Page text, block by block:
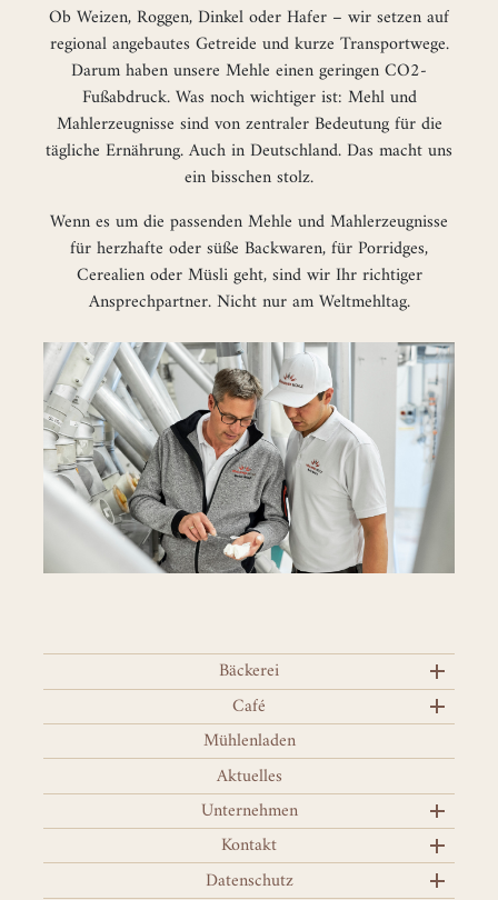
Ob Weizen, Roggen, Dinkel oder Hafer – wir setzen auf
regional angebautes Getreide und kurze Transportwege.
Darum haben unsere Mehle einen geringen CO2-
Fußabdruck. Was noch wichtiger ist: Mehl und
Mahlerzeugnisse sind von zentraler Bedeutung für die
tägliche Ernährung. Auch in Deutschland. Das macht uns
ein bisschen stolz.
Wenn es um die passenden Mehle und Mahlerzeugnisse
für herzhafte oder süße Backwaren, für Porridges,
Cerealien oder Müsli geht, sind wir Ihr richtiger
Ansprechpartner. Nicht nur am Weltmehltag.
Bäckerei
Café
Mühlenladen
Aktuelles
Unternehmen
Kontakt
Datenschutz